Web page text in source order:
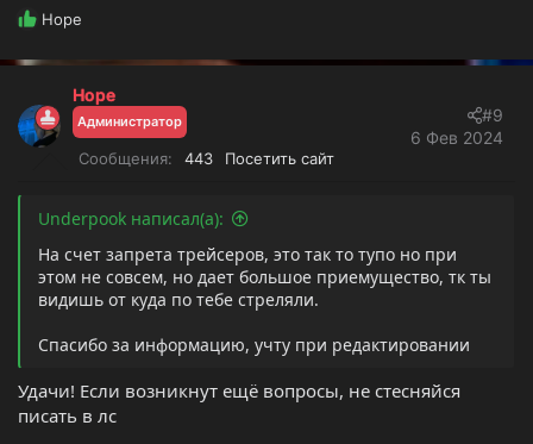
писать ГА
Р
а
ц
и
и
Hope
Hope
Администратор
Сообщения 443 Посетить сайт
6 Фев 2024
#9
Underpook написал(а):
На счет запрета трейсеров, это так то тупо но при
этом не совсем, но дает большое приемущество, тк ты
видишь от куда по тебе стреляли.
Спасибо за информацию, учту при редактировании
Удачи! Если возникнут ещё вопросы, не стесняйся
писать в лс